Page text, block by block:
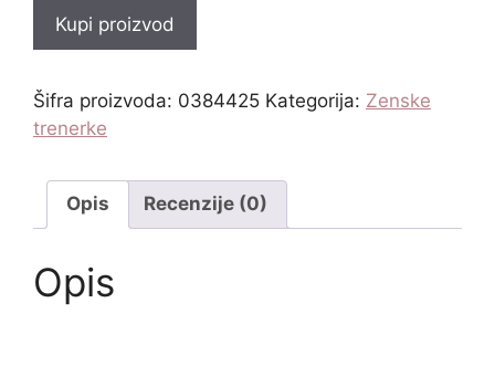
Kupi proizvod
Šifra proizvoda: 0384425 Kategorija: Zenske
trenerke
Opis Recenzije (0)
Opis